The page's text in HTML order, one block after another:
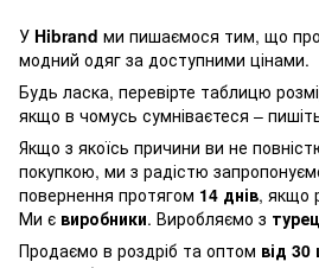
У Hibrand ми пишаємося тим, що
модний одяг за доступними цінами.
Будь ласка, перевірте таблицю
якщо в чомусь сумніваєтеся –
Якщо з якоїсь причини ви не
покупкою, ми з радістю
повернення протягом 14 днів, якщо
Ми є виробники. Виробляємо з
Продаємо в роздріб та оптом від